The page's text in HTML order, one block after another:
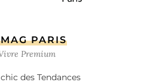
PARIS
Premium
des Tendances